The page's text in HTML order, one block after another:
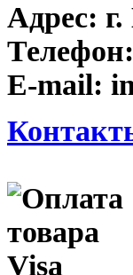
Адрес:
Телефон:
E-mail: